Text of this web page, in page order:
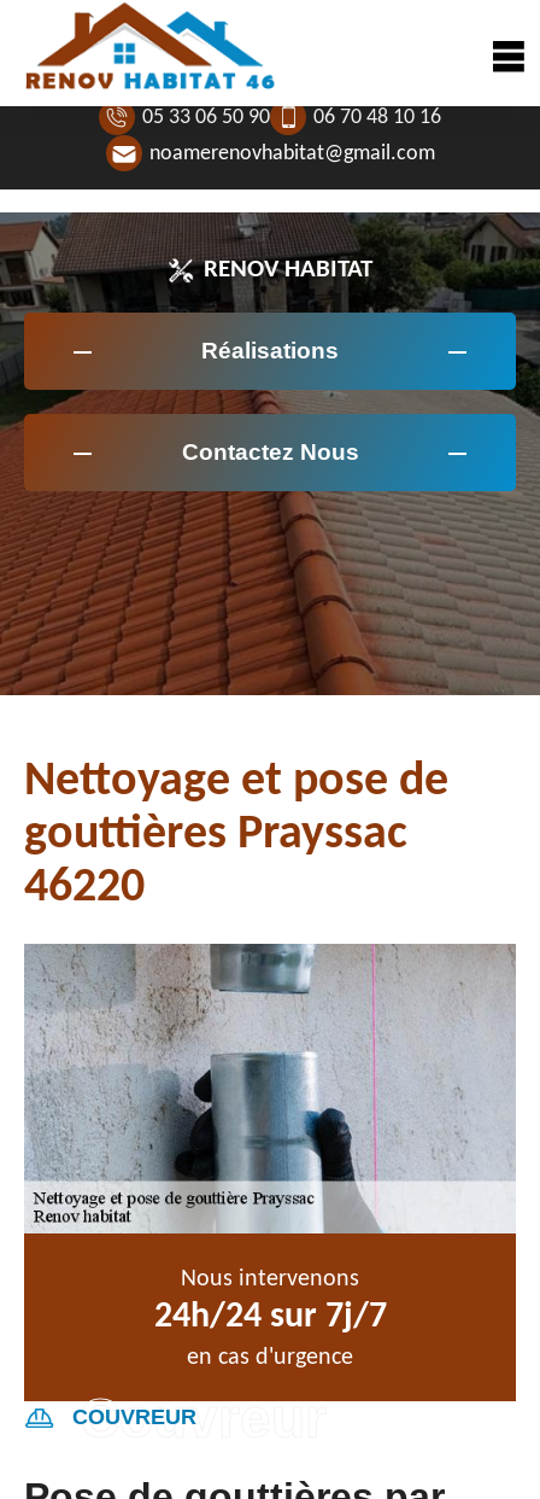
05 33 06 50 90
06 70 48 10 16
noamerenovhabitat@gmail.com
RENOV HABITAT
Réalisations
Contactez Nous
Nettoyage et pose de
gouttières Prayssac
46220
Nous intervenons
24h/24 sur 7j/7
en cas d'urgence
COUVREUR